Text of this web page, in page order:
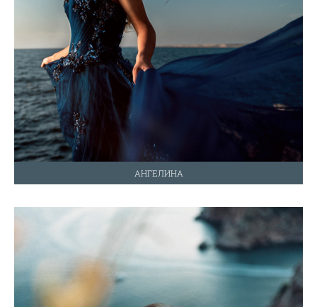
АНГЕЛИНА